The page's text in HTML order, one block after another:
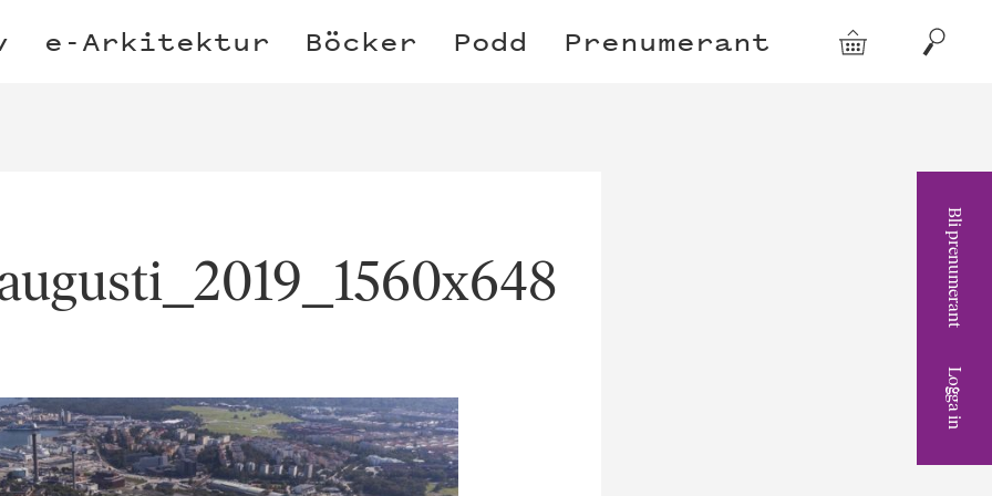
e-Arkitektur Böcker Podd Prenumerant Varukorg Sök
Bli prenumerant
Logga in